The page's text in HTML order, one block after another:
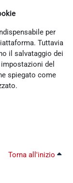
per
Tuttavia
il salvataggio dei
del
spiegato come
Torna all'inizio